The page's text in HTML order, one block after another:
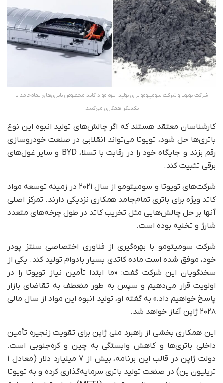
شرکت تویوتا و شرکت سومیتومو برای تولید انبوه مواد کاتد مخصوص باتری‌های تمام‌جامد با
یکدیگر همکاری می‌کنند.
کارشناسان معتقد هستند که اگر چالش‌های تولید انبوه این نوع
باتری‌ها حل شود، تویوتا می‌تواند انقلابی در صنعت خودروسازی
رقم بزند و جایگاه خود را در رقابت با تسلا، BYD و سایر غول‌های
برقی تثبیت کند.
شرکت‌های تویوتا و سومیتومو از سال ۲۰۲۱ در زمینه‌ توسعه‌ مواد
کاتد ویژه برای باتری تمام‌جامد همکاری نزدیکی دارند. تمرکز اصلی
آنها بر حل چالش‌هایی مثل تخریب کاتد در طول چرخه‌های متعدد
شارژ و تخلیه بوده است.
شرکت سومیتومو با بهره‌گیری از فناوری اختصاصی سنتز پودر
خود، موفق شده است ماده‌ کاتدی بسیار بادوام تولید کند. یکی از
سخنگویان این شرکت گفت: «ما ابتدا تأمین نیاز تویوتا را در
اولویت قرار می‌دهیم و سپس به‌ طور منعطف به تقاضای بازار
پاسخ خواهیم داد.» به گفته‌ او، تولید انبوه این مواد از سال مالی
۲۰۲۸ ژاپن آغاز خواهد شد.
این همکاری بخشی از راهبرد ملی ژاپن برای تقویت زنجیره‌ تأمین
داخلی باتری‌ها و کاهش وابستگی به چین و کره‌جنوبی است.
دولت ژاپن در قالب این برنامه، بیش از ۷ میلیارد دلار (معادل ۱
تریلیون ین) در صنعت تولید باتری سرمایه‌گذاری کرده و به تویوتا